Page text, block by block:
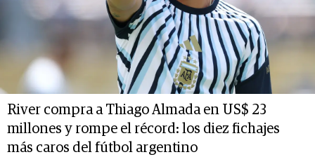
River compra a Thiago Almada en US$ 23
millones y rompe el récord: los diez fichajes
más caros del fútbol argentino